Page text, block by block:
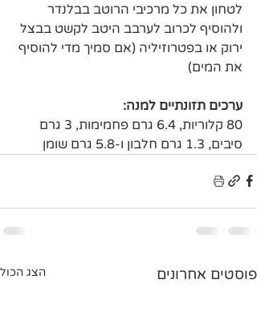
לטחון את כל מרכיבי הרוטב בבלנדר
ולהוסיף לכרוב לערבב היטב לקשט בבצל
ירוק או בפטרוזיליה (אם סמיך מדי להוסיף
את המים)
ערכים תזונתיים למנה:
80 קלוריות, 6.4 גרם פחמימות, 3 גרם
סיבים, 1.3 גרם חלבון ו-5.8 גרם שומן
פוסטים אחרונים הצג הכול